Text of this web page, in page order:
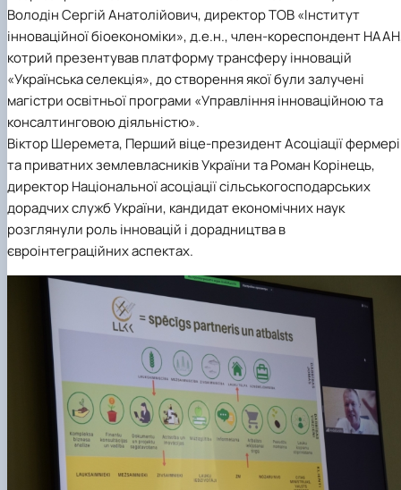
Володін Сергій Анатолійович, директор ТОВ «Інститут
інноваційної біоекономіки», д.е.н., член-кореспондент
котрий презентував платформу трансферу інновацій
«Українська селекція», до створення якої були залучені
магістри освітньої програми «Управління інноваційною та
консалтинговою діяльністю».
Віктор Шеремета, Перший віце-президент Асоціації
та приватних землевласників України та Роман Корінець,
директор Національної асоціації сільськогосподарських
дорадчих служб України, кандидат економічних наук
розглянули роль інновацій і дорадництва в
євроінтеграційних аспектах.